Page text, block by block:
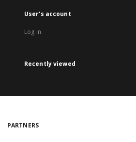
User's account
Log in
Recently viewed
PARTNERS